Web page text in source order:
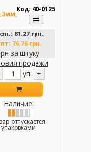
Код: 40-0125
81.27 грн.
76.76 грн.
за штуку
продажи
уп. +
Наличие:
отпускается
упаковками